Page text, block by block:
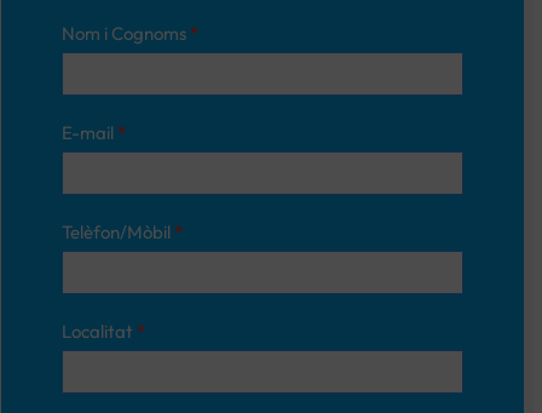
Nom i Cognoms *
E-mail *
Telèfon/Mòbil *
Localitat *